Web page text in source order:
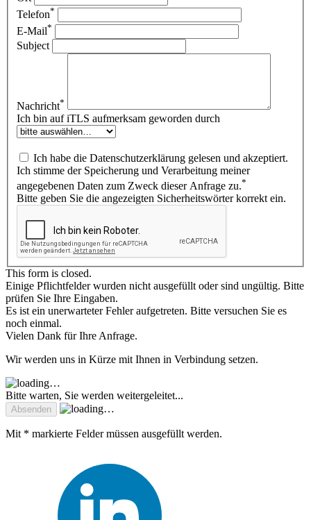
Telefon*
E-Mail*
Subject
Nachricht*
Ich bin auf iTLS aufmerksam geworden durch
Ich habe die Datenschutzerklärung gelesen und akzeptiert.
Ich stimme der Speicherung und Verarbeitung meiner
angegebenen Daten zum Zweck dieser Anfrage zu.*
Bitte geben Sie die angezeigten Sicherheitswörter korrekt ein.
This form is closed.
Einige Pflichtfelder wurden nicht ausgefüllt oder sind ungültig. Bitte
prüfen Sie Ihre Eingaben.
Es ist ein unerwarteter Fehler aufgetreten. Bitte versuchen Sie es
noch einmal.
Vielen Dank für Ihre Anfrage.
Wir werden uns in Kürze mit Ihnen in Verbindung setzen.
Bitte warten, Sie werden weitergeleitet...
Mit * markierte Felder müssen ausgefüllt werden.